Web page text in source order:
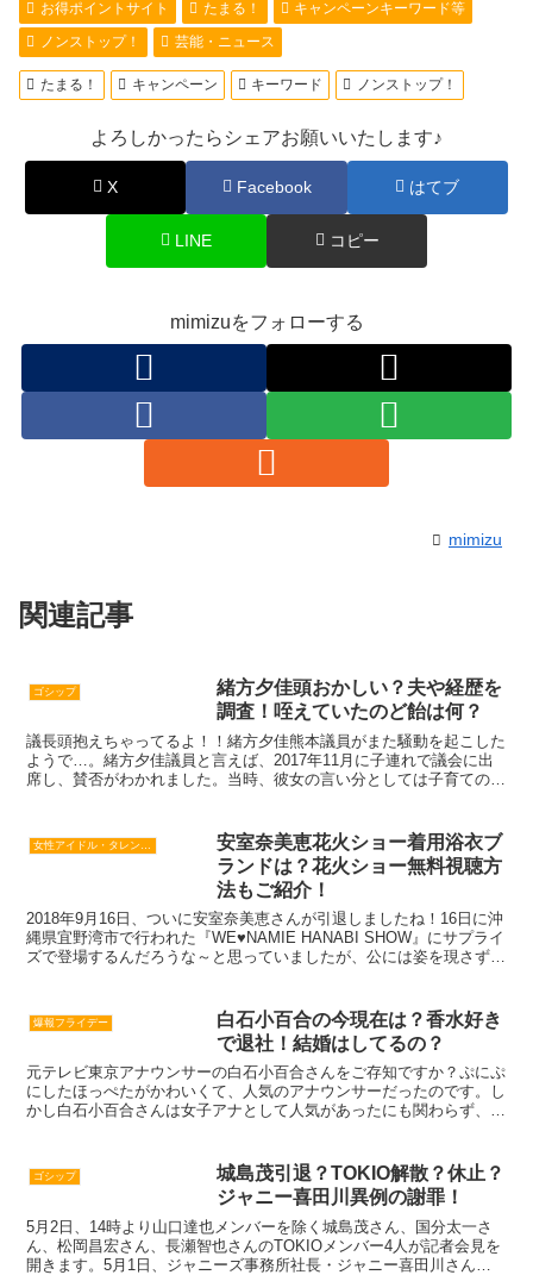
お得ポイントサイト たまる！
キャンペーンキーワード等
ノンストップ！
芸能・ニュース
たまる！ キャンペーン キーワード ノンストップ！
よろしかったらシェアお願いいたします♪
X Facebook はてブ
LINE コピー
mimizuをフォローする
mimizu
関連記事
ゴシップ
緒方夕佳頭おかしい？夫や経歴を
調査！咥えていたのど飴は何？
議長頭抱えちゃってるよ！！緒方夕佳熊本議員がまた騒動を起こした
ようで…。緒方夕佳議員と言えば、2017年11月に子連れで議会に出
席し、賛否がわかれました。当時、彼女の言い分としては子育ての為
安室奈美恵花火ショー着用浴衣ブ
ランドは？花火ショー無料視聴方
法もご紹介！
2018年9月16日、ついに安室奈美恵さんが引退しましたね！16日に沖
縄県宜野湾市で行われた『WE♥NAMIE HANABI SHOW』にサプライ
ズで登場するんだろうな～と思っていましたが、公には姿を現さず。
爆報フライデー
白石小百合の今現在は？香水好き
で退社！結婚はしてるの？
元テレビ東京アナウンサーの白石小百合さんをご存知ですか？ぷにぷ
にしたほっぺたがかわいくて、人気のアナウンサーだったのです。し
かし白石小百合さんは女子アナとして人気があったにも関わらず、テ
ゴシップ
城島茂引退？TOKIO解散？休止？
ジャニー喜田川異例の謝罪！
5月2日、14時より山口達也メンバーを除く城島茂さん、国分太一さ
ん、松岡昌宏さん、長瀬智也さんのTOKIOメンバー4人が記者会見を
開きます。5月1日、ジャニーズ事務所社長・ジャニー喜田川さんも